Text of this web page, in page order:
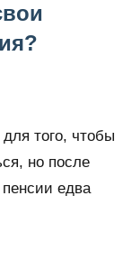
того, чтобы
но после
пенсии едва